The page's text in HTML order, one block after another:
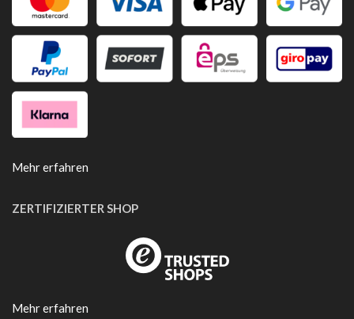
Mehr erfahren
ZERTIFIZIERTER SHOP
Mehr erfahren